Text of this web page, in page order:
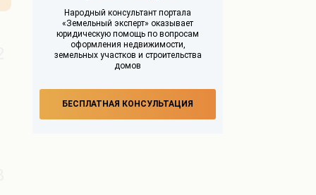
Народный консультант портала
«Земельный эксперт» оказывает
юридическую помощь по вопросам
оформления недвижимости,
земельных участков и строительства
домов
БЕСПЛАТНАЯ КОНСУЛЬТАЦИЯ